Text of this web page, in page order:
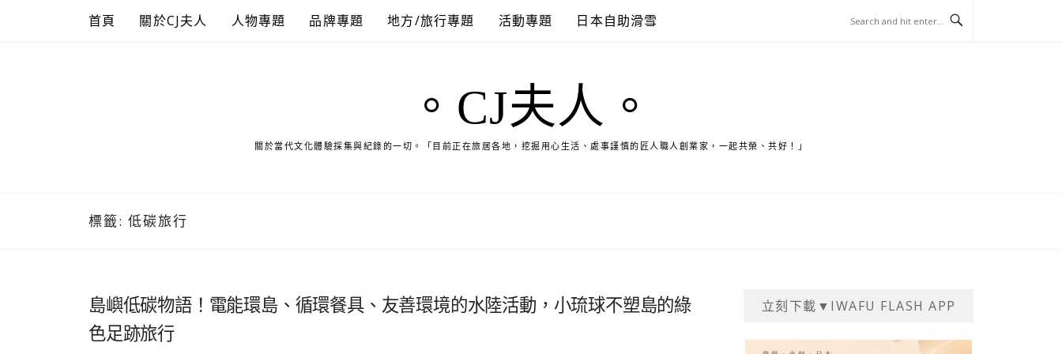
首頁 關於CJ夫人 人物專題 品牌專題 地方/旅行專題 活動專題 日本自助滑雪
。CJ夫人。
關於當代文化體驗採集與紀錄的一切。「目前正在旅居各地，挖掘用心生活、處事謹慎的匠人職人創業家，一起共榮、共好！」
標籤: 低碳旅行
島嶼低碳物語！電能環島、循環餐具、友善環境的水陸活動，小琉球不塑島的綠
色足跡旅行
立刻下載▼IWAFU FLASH APP